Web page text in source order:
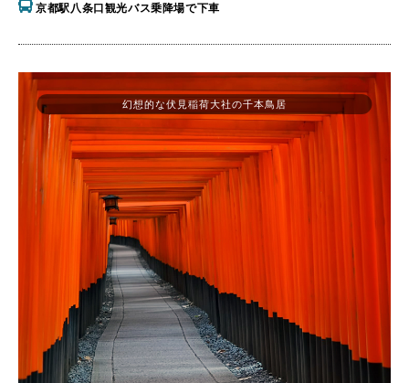
京都駅八条口観光バス乗降場で下車
幻想的な伏見稲荷大社の千本鳥居